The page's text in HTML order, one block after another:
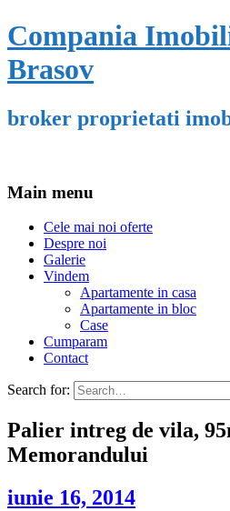
Compania
Brasov
broker proprietati
Main menu
Cele mai noi oferte
Despre noi
Galerie
Vindem
Apartamente in casa
Apartamente in bloc
Case
Cumparam
Contact
Search for:
Palier intreg de vila,
Memorandului
iunie 16, 2014